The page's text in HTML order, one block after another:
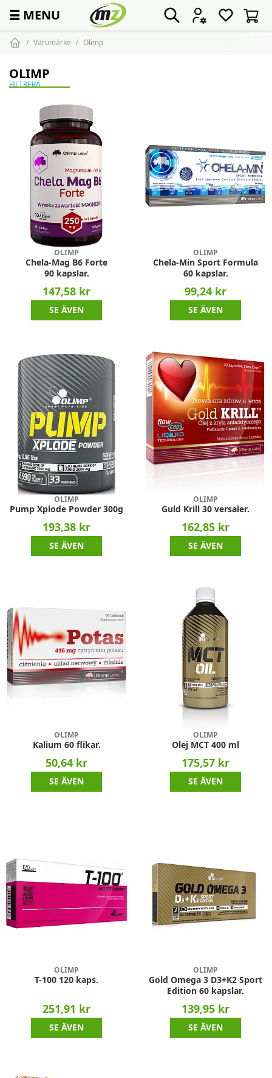
☰ MENU
Varumärke Olimp
OLIMP
FILTRERA
OLIMP
Chela-Mag B6 Forte
90 kapslar.
147,58 kr
SE ÄVEN
OLIMP
Chela-Min Sport Formula
60 kapslar.
99,24 kr
SE ÄVEN
OLIMP
Pump Xplode Powder 300g
193,38 kr
SE ÄVEN
OLIMP
Guld Krill 30 versaler.
162,85 kr
SE ÄVEN
OLIMP
Kalium 60 flikar.
50,64 kr
SE ÄVEN
OLIMP
Olej MCT 400 ml
175,57 kr
SE ÄVEN
OLIMP
T-100 120 kaps.
251,91 kr
SE ÄVEN
OLIMP
Gold Omega 3 D3+K2 Sport
Edition 60 kapslar.
139,95 kr
SE ÄVEN